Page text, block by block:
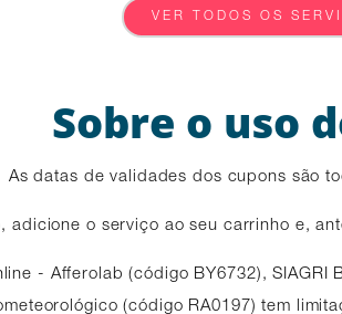
VER TODOS OS
Sobre o uso
As datas de validades dos cupons são
adicione o serviço ao seu carrinho e,
- Afferolab (código BY6732), SIAGRI
(código RA0197) tem